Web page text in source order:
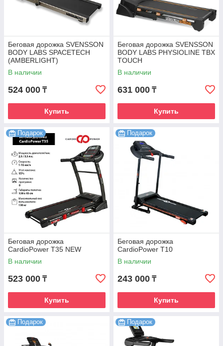
Беговая дорожка SVENSSON
BODY LABS SPACETECH
(AMBERLIGHT)
В наличии
524 000 ₸
Купить
Беговая дорожка SVENSSON
BODY LABS PHYSIOLINE TBX
TOUCH
В наличии
631 000 ₸
Купить
Подарок
Беговая дорожка
CardioPower T35 NEW
В наличии
523 000 ₸
Купить
Подарок
Беговая дорожка
CardioPower T10
В наличии
243 000 ₸
Купить
Подарок Подарок